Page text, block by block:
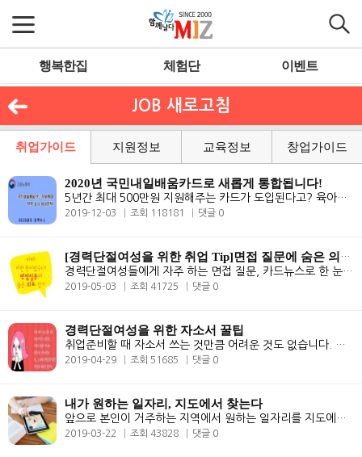
행복한집 체험단 이벤트
JOB 새로고침
취업가이드 지원정보 교육정보 창업가이드
2020년 국민내일배움카드로 새롭게 통합됩니다!
5년간 최대 500만원 지원해주는 카드가 도입된다고? 육아휴직! 내년부터 ..
2019-12-03 조회 118181 댓글 0
[경력단절여성을 위한 취업 Tip]면접 질문에 숨은 의도 찾기
경력단절여성들에게 자주 하는 면접 질문, 카드뉴스로 한 눈에 확인하세요...
2019-05-03 조회 41725 댓글 0
경력단절여성을 위한 자소서 꿀팁
취업준비할 때 자소서 쓰는 것만큼 어려운 것도 없습니다. 오랫동안 경력이..
2019-04-29 조회 51685 댓글 0
내가 원하는 일자리, 지도에서 찾는다
앞으로 본인이 거주하는 지역에서 원하는 일자리를 지도에서 찾을 수 있게 ..
2019-03-22 조회 43828 댓글 0